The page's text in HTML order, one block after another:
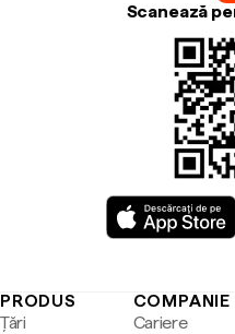
Scanează
PRODUS
Țări
COMPANIE
Cariere